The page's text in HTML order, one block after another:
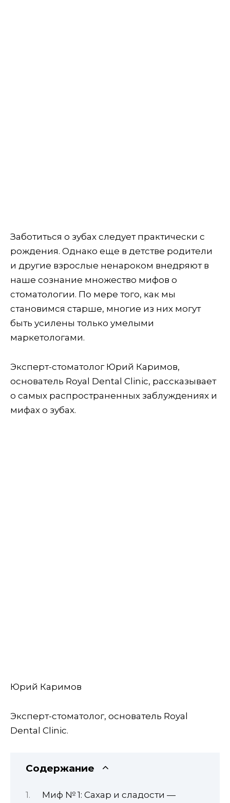
Заботиться о зубах следует практически с
рождения. Однако еще в детстве родители
и другие взрослые ненароком внедряют в
наше сознание множество мифов о
стоматологии. По мере того, как мы
становимся старше, многие из них могут
быть усилены только умелыми
маркетологами.
Эксперт-стоматолог Юрий Каримов,
основатель Royal Dental Clinic, рассказывает
о самых распространенных заблуждениях и
мифах о зубах.
Юрий Каримов
Эксперт-стоматолог, основатель Royal
Dental Clinic.
Содержание
Миф № 1: Сахар и сладости —